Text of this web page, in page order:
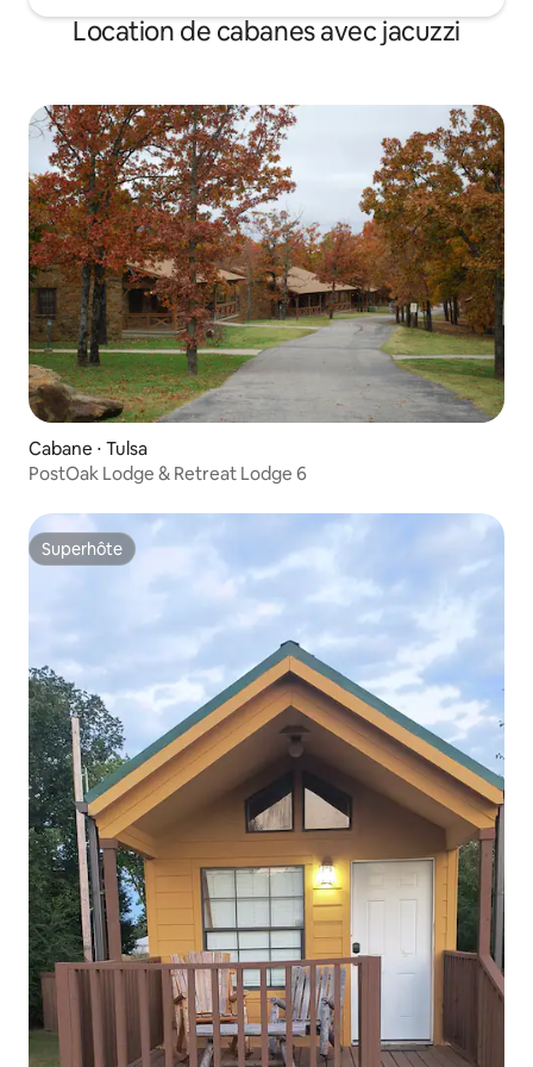
Location de cabanes avec jacuzzi
Cabane ⋅ Tulsa
PostOak Lodge & Retreat Lodge 6
Superhôte
Superhôte